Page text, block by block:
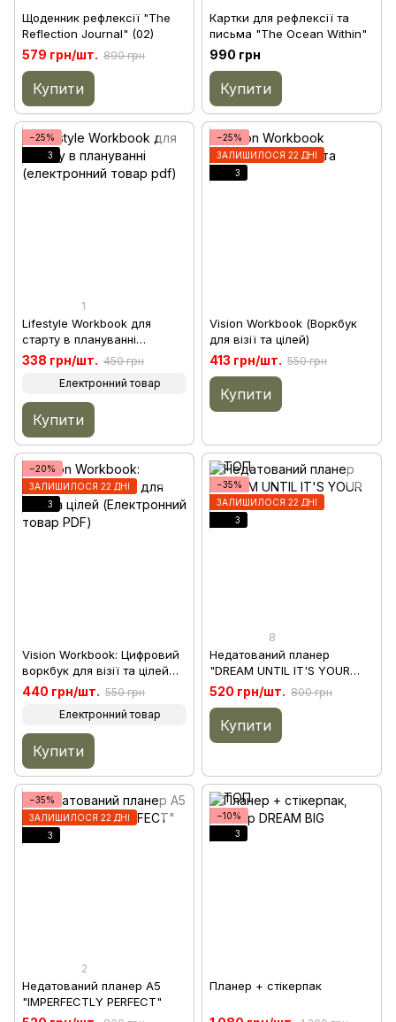
Щоденник рефлексії "The
Reflection Journal" (02)
579 грн/шт. 890 грн
Купити
Картки для рефлексії та
письма "The Ocean Within"
990 грн
Купити
−25%
3
1
Lifestyle Workbook для
старту в плануванні
(електронний товар pdf)
338 грн/шт. 450 грн
Електронний товар
Купити
−25%
ЗАЛИШИЛОСЯ 22 ДНІ
3
Vision Workbook (Воркбук
для візії та цілей)
413 грн/шт. 550 грн
Купити
−20%
ЗАЛИШИЛОСЯ 22 ДНІ
3
Vision Workbook: Цифровий
воркбук для візії та цілей
(Електронний товар PDF)
440 грн/шт. 550 грн
Електронний товар
Купити
−35%
ЗАЛИШИЛОСЯ 22 ДНІ
3
8
Недатований планер
"DREAM UNTIL IT'S YOUR
REALITY"
520 грн/шт. 800 грн
Купити
−35%
ЗАЛИШИЛОСЯ 22 ДНІ
3
2
Недатований планер A5
"IMPERFECTLY PERFECT"
−10%
3
Планер + стікерпак